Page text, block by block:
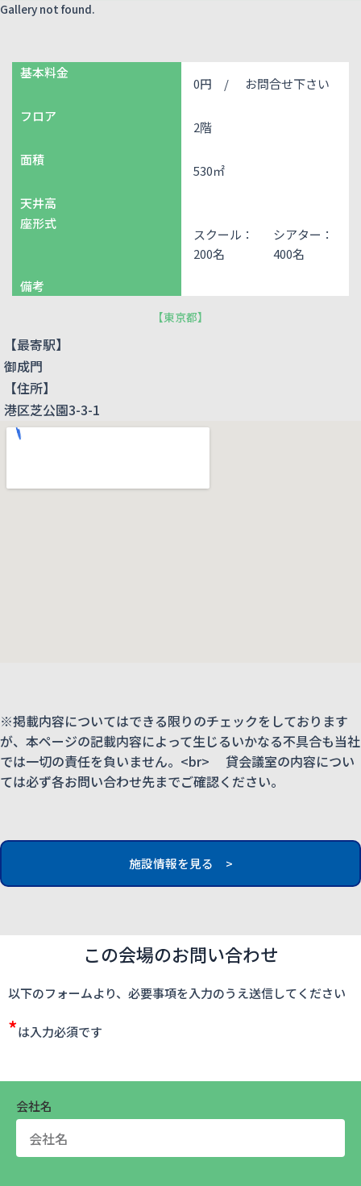
Gallery not found.
基本料金
0円 /
お問合せ下さい
フロア
2階
面積
530㎡
天井高
座形式
スクール：
200名
シアター：
400名
備考
【東京都】
【最寄駅】
御成門
【住所】
港区芝公園3-3-1
※掲載内容についてはできる限りのチェックをしております
が、本ページの記載内容によって生じるいかなる不具合も当社
では一切の責任を負いません。<br> 貸会議室の内容につい
ては必ず各お問い合わせ先までご確認ください。
施設情報を見る >
この会場のお問い合わせ
以下のフォームより、必要事項を入力のうえ送信してください
*は入力必須です
会社名